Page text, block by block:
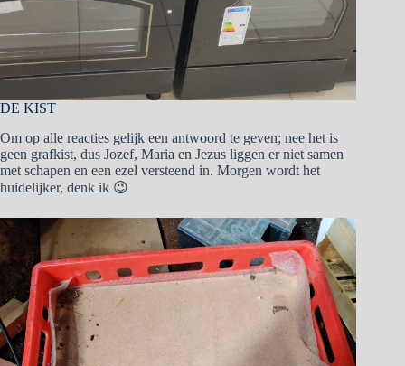
DE KIST
Om op alle reacties gelijk een antwoord te geven; nee het is
geen grafkist, dus Jozef, Maria en Jezus liggen er niet samen
met schapen en een ezel versteend in. Morgen wordt het
huidelijker, denk ik 😉